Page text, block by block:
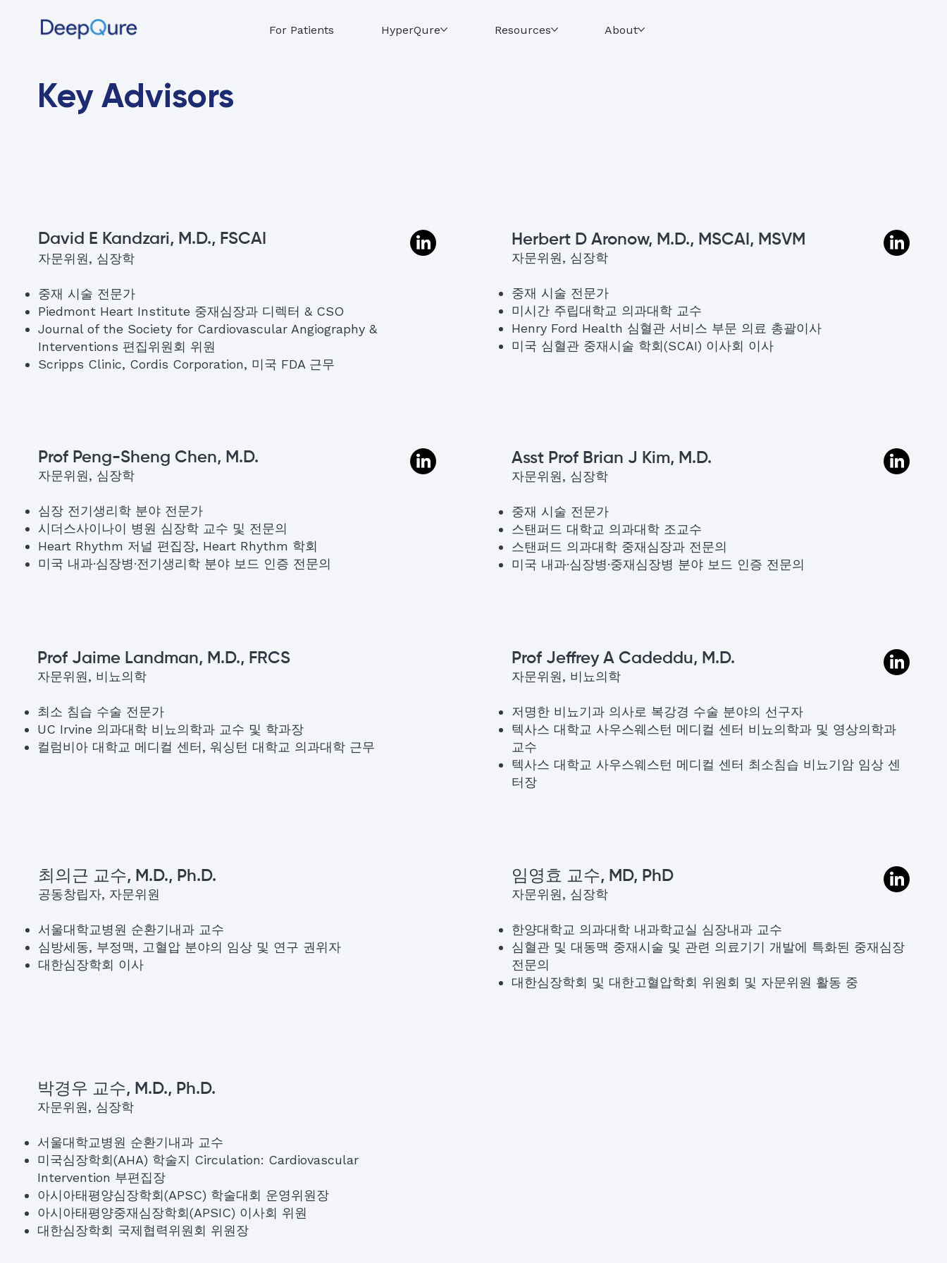
For Patients HyperQure Resources About
Key Advisors
David E Kandzari, M.D., FSCAI
자문위원, 심장학
중재 시술 전문가
Piedmont Heart Institute 중재심장과 디렉터 & CSO
Journal of the Society for Cardiovascular Angiography &
Interventions 편집위원회 위원
Scripps Clinic, Cordis Corporation, 미국 FDA 근무
Herbert D Aronow, M.D., MSCAI, MSVM
자문위원, 심장학
중재 시술 전문가
미시간 주립대학교 의과대학 교수
Henry Ford Health 심혈관 서비스 부문 의료 총괄이사
미국 심혈관 중재시술 학회(SCAI) 이사회 이사
Prof Peng-Sheng Chen, M.D.
자문위원, 심장학
심장 전기생리학 분야 전문가
시더스사이나이 병원 심장학 교수 및 전문의
Heart Rhythm 저널 편집장, Heart Rhythm 학회
미국 내과·심장병·전기생리학 분야 보드 인증 전문의
Asst Prof Brian J Kim, M.D.
자문위원, 심장학
중재 시술 전문가
스탠퍼드 대학교 의과대학 조교수
스탠퍼드 의과대학 중재심장과 전문의
미국 내과·심장병·중재심장병 분야 보드 인증 전문의
Prof Jaime Landman, M.D., FRCS
자문위원, 비뇨의학
최소 침습 수술 전문가
UC Irvine 의과대학 비뇨의학과 교수 및 학과장
컬럼비아 대학교 메디컬 센터, 워싱턴 대학교 의과대학 근무
Prof Jeffrey A Cadeddu, M.D.
자문위원, 비뇨의학
저명한 비뇨기과 의사로 복강경 수술 분야의 선구자
텍사스 대학교 사우스웨스턴 메디컬 센터 비뇨의학과 및 영상의학과
교수
텍사스 대학교 사우스웨스턴 메디컬 센터 최소침습 비뇨기암 임상 센
터장
최의근 교수, M.D., Ph.D.
공동창립자, 자문위원
서울대학교병원 순환기내과 교수
심방세동, 부정맥, 고혈압 분야의 임상 및 연구 권위자
대한심장학회 이사
임영효 교수, MD, PhD
자문위원, 심장학
한양대학교 의과대학 내과학교실 심장내과 교수
심혈관 및 대동맥 중재시술 및 관련 의료기기 개발에 특화된 중재심장
전문의
대한심장학회 및 대한고혈압학회 위원회 및 자문위원 활동 중
박경우 교수, M.D., Ph.D.
자문위원, 심장학
서울대학교병원 순환기내과 교수
미국심장학회(AHA) 학술지 Circulation: Cardiovascular
Intervention 부편집장
아시아태평양심장학회(APSC) 학술대회 운영위원장
아시아태평양중재심장학회(APSIC) 이사회 위원
대한심장학회 국제협력위원회 위원장